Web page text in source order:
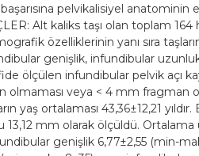
pelvikalisiyel
Alt kaliks taşı olan toplam 164
özelliklerinin yanı sıra
genişlik, infundibular
ölçülen infundibular pelvik açı
olmaması veya < 4 mm fragman
yaş ortalaması 43,36±12,21
mm olarak ölçüldü. Ortalama
genişlik 6,77±2,55 (min-